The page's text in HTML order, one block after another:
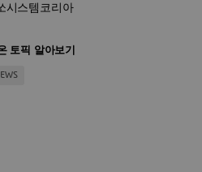
시스템코리아
토픽 알아보기